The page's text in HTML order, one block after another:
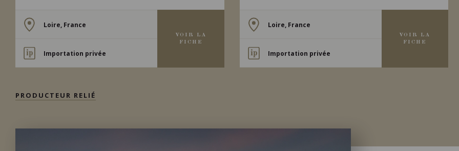
Loire, France
Importation privée
VOIR LA
FICHE
Loire, France
Importation privée
VOIR LA
FICHE
PRODUCTEUR RELIÉ